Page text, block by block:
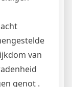
van
genot .